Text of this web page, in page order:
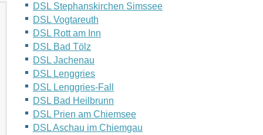
DSL Stephanskirchen Simssee
DSL Vogtareuth
DSL Rott am Inn
DSL Bad Tölz
DSL Jachenau
DSL Lenggries
DSL Lenggries-Fall
DSL Bad Heilbrunn
DSL Prien am Chiemsee
DSL Aschau im Chiemgau